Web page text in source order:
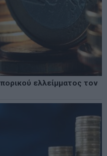
ελλείμματος τον